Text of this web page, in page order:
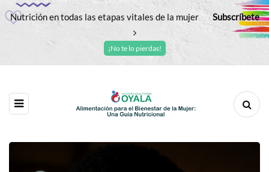
Nutrición en todas las etapas vitales de la mujer Subscríbete
¡No te lo pierdas!